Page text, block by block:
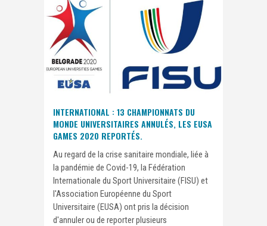
INTERNATIONAL : 13 CHAMPIONNATS DU
MONDE UNIVERSITAIRES ANNULÉS, LES EUSA
GAMES 2020 REPORTÉS.
Au regard de la crise sanitaire mondiale, liée à
la pandémie de Covid-19, la Fédération
Internationale du Sport Universitaire (FISU) et
l'Association Européenne du Sport
Universitaire (EUSA) ont pris la décision
d'annuler ou de reporter plusieurs